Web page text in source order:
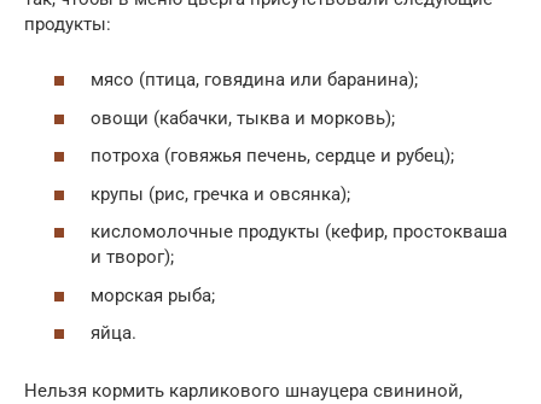
продукты:
мясо (птица, говядина или баранина);
овощи (кабачки, тыква и морковь);
потроха (говяжья печень, сердце и рубец);
крупы (рис, гречка и овсянка);
кисломолочные продукты (кефир, простокваша
и творог);
морская рыба;
яйца.
Нельзя кормить карликового шнауцера свининой,